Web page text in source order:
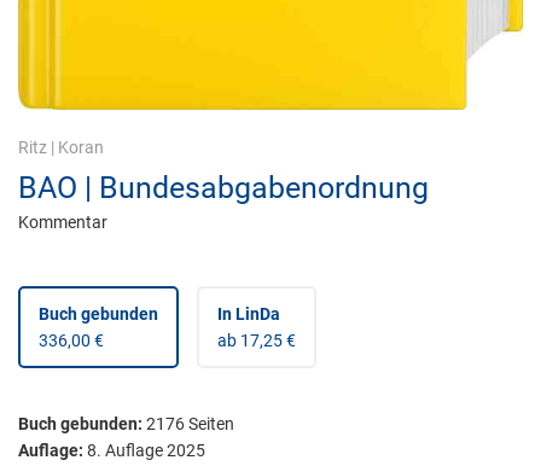
Ritz | Koran
BAO | Bundesabgabenordnung
Kommentar
Buch gebunden
336,00 €
In LinDa
ab 17,25 €
Buch gebunden: 2176Seiten
Auflage: 8. Auflage 2025